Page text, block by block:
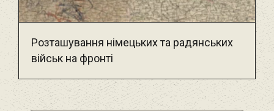
Розташування німецьких та радянських
військ на фронті